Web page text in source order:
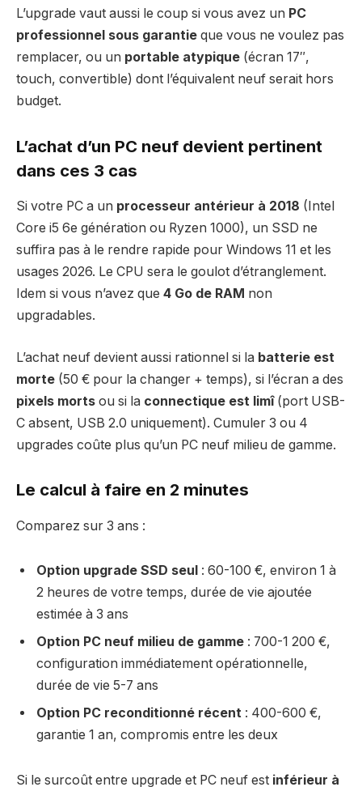
L’upgrade vaut aussi le coup si vous avez un PC
professionnel sous garantie que vous ne voulez pas
remplacer, ou un portable atypique (écran 17″,
touch, convertible) dont l’équivalent neuf serait hors
budget.
L’achat d’un PC neuf devient pertinent
dans ces 3 cas
Si votre PC a un processeur antérieur à 2018 (Intel
Core i5 6e génération ou Ryzen 1000), un SSD ne
suffira pas à le rendre rapide pour Windows 11 et les
usages 2026. Le CPU sera le goulot d’étranglement.
Idem si vous n’avez que 4 Go de RAM non
upgradables.
L’achat neuf devient aussi rationnel si la batterie est
morte (50 € pour la changer + temps), si l’écran a des
pixels morts ou si la connectique est limî(port USB-
C absent, USB 2.0 uniquement). Cumuler 3 ou 4
upgrades coûte plus qu’un PC neuf milieu de gamme.
Le calcul à faire en 2 minutes
Comparez sur 3 ans :
Option upgrade SSD seul : 60-100 €, environ 1 à
2 heures de votre temps, durée de vie ajoutée
estimée à 3 ans
Option PC neuf milieu de gamme : 700-1 200 €,
configuration immédiatement opérationnelle,
durée de vie 5-7 ans
Option PC reconditionné récent : 400-600 €,
garantie 1 an, compromis entre les deux
Si le surcoût entre upgrade et PC neuf est inférieur à